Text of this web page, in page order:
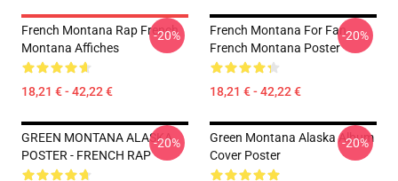
French Montana Rap French
Montana Affiches
18,21 € - 42,22 €
-20%
French Montana For Fan
French Montana Poster
18,21 € - 42,22 €
-20%
GREEN MONTANA ALASKA
POSTER - FRENCH RAP
-20%
Green Montana Alaska Album
Cover Poster
-20%